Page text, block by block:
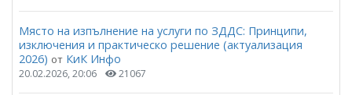
Място на изпълнение на услуги по ЗДДС: Принципи,
изключения и практическо решение (актуализация
2026) от КиК Инфо
20.02.2026, 20:06 21067